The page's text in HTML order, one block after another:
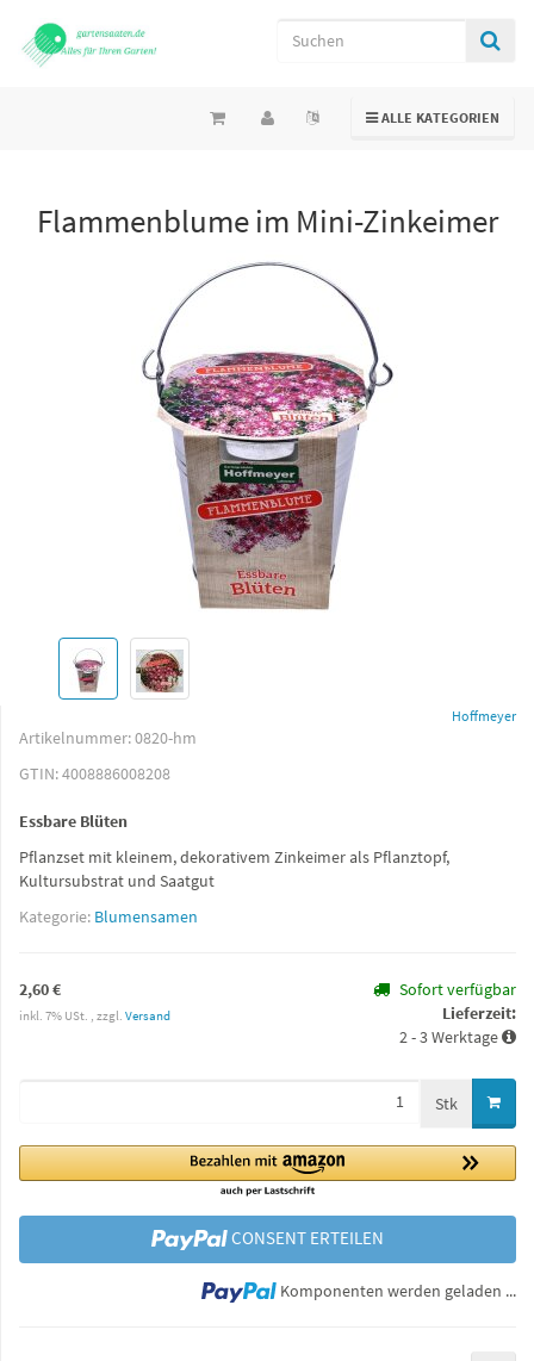
TOGGLE NAVIGATION
ALLE KATEGORIEN
Flammenblume im Mini-Zinkeimer
Hoffmeyer
Artikelnummer:0820-hm
GTIN:4008886008208
Essbare Blüten
Pflanzset mit kleinem, dekorativem Zinkeimer als Pflanztopf,
Kultursubstrat und Saatgut
Kategorie: Blumensamen
2,60 €
inkl. 7% USt. , zzgl. Versand
Sofort verfügbar
Lieferzeit:
2 - 3 Werktage
Stk
CONSENT ERTEILEN
Komponenten werden geladen ...